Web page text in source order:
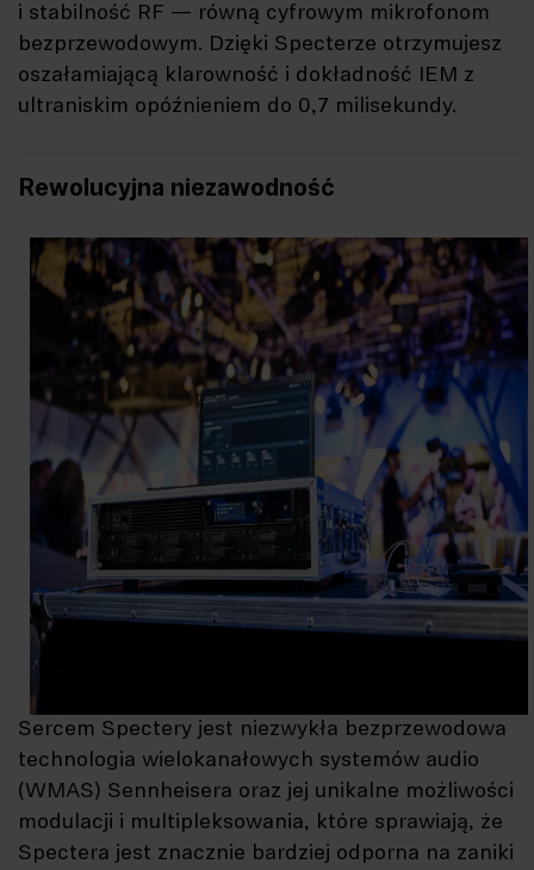
i stabilność RF — równą cyfrowym mikrofonom
bezprzewodowym. Dzięki Specterze otrzymujesz
oszałamiającą klarowność i dokładność IEM z
ultraniskim opóźnieniem do 0,7 milisekundy.
Rewolucyjna niezawodność
Sercem Spectery jest niezwykła bezprzewodowa
technologia wielokanałowych systemów audio
(WMAS) Sennheisera oraz jej unikalne możliwości
modulacji i multipleksowania, które sprawiają, że
Spectera jest znacznie bardziej odporna na zaniki